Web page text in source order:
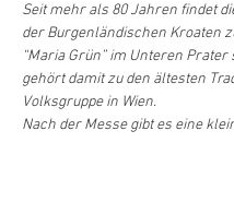
Seit mehr als 80 Jahren findet
der Burgenländischen Kroaten
“Maria Grün” im Unteren Prater
gehört damit zu den ältesten
Volksgruppe in Wien.
Nach der Messe gibt es eine